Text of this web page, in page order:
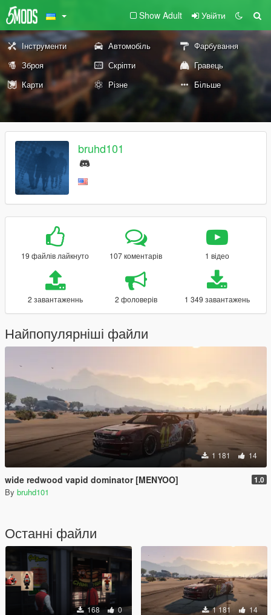
Show Adult Увійти
Інструменти Автомобіль
Фарбування
Зброя
Скріпти
Гравець
Карти
Різне Більше
bruhd101
19 файлів лайкнуто 107 коментарів 1 відео
2 завантаженнь 2 фоловерів 1 349 завантажень
Найпопулярніші файли
1 181 14
wide redwood vapid dominator [MENYOO] 1.0
By bruhd101
Останні файли
168 0 1 181 14